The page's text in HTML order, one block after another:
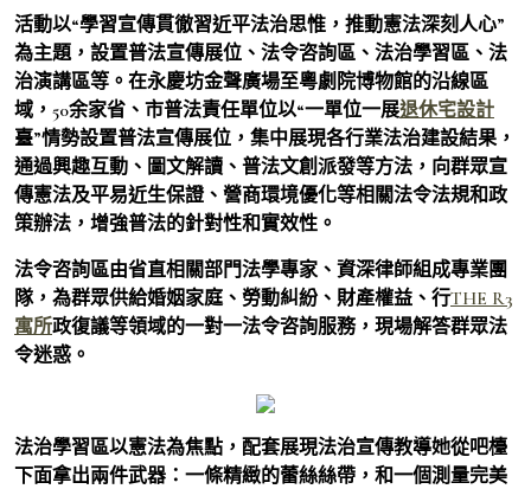
活動以“學習宣傳貫徹習近平法治思惟，推動憲法深刻人心”
為主題，設置普法宣傳展位、法令咨詢區、法治學習區、法
治演講區等。在永慶坊金聲廣場至粵劇院博物館的沿線區
域，50余家省、市普法責任單位以“一單位一展退休宅設計
臺”情勢設置普法宣傳展位，集中展現各行業法治建設結果，
通過興趣互動、圖文解讀、普法文創派發等方法，向群眾宣
傳憲法及平易近生保證、營商環境優化等相關法令法規和政
策辦法，增強普法的針對性和實效性。
法令咨詢區由省直相關部門法學專家、資深律師組成專業團
隊，為群眾供給婚姻家庭、勞動糾紛、財產權益、行THE R3
寓所政復議等領域的一對一法令咨詢服務，現場解答群眾法
令迷惑。
法治學習區以憲法為焦點，配套展現法治宣傳教導她從吧檯
下面拿出兩件武器：一條精緻的蕾絲絲帶，和一個測量完美